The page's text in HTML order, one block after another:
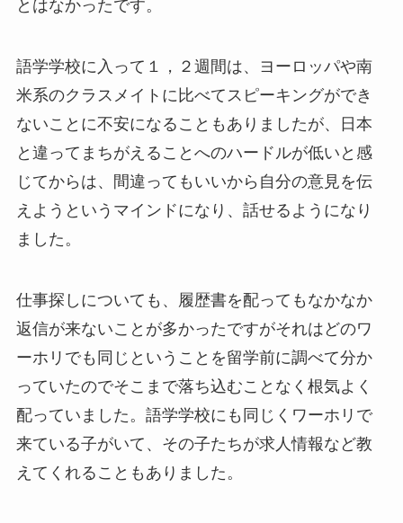
とはなかったです。
語学学校に入って１，２週間は、ヨーロッパや南
米系のクラスメイトに比べてスピーキングができ
ないことに不安になることもありましたが、日本
と違ってまちがえることへのハードルが低いと感
じてからは、間違ってもいいから自分の意見を伝
えようというマインドになり、話せるようになり
ました。
仕事探しについても、履歴書を配ってもなかなか
返信が来ないことが多かったですがそれはどのワ
ーホリでも同じということを留学前に調べて分か
っていたのでそこまで落ち込むことなく根気よく
配っていました。語学学校にも同じくワーホリで
来ている子がいて、その子たちが求人情報など教
えてくれることもありました。